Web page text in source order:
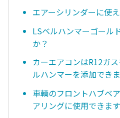
エアーシリンダーに使
LSベルハンマーゴール
か？
カーエアコンはR12ガ
ルハンマーを添加でき
車輌のフロントハブベ
アリングに使用できま